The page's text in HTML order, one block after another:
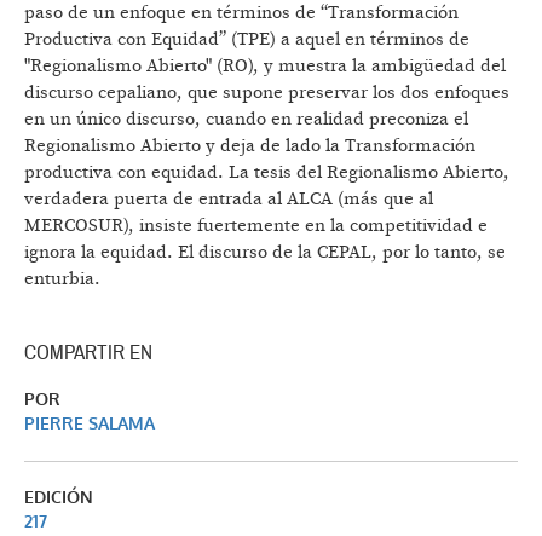
paso de un enfoque en términos de “Transformación
Productiva con Equidad” (TPE) a aquel en términos de
"Regionalismo Abierto" (RO), y muestra la ambigüedad del
discurso cepaliano, que supone preservar los dos enfoques
en un único discurso, cuando en realidad preconiza el
Regionalismo Abierto y deja de lado la Transformación
productiva con equidad. La tesis del Regionalismo Abierto,
verdadera puerta de entrada al ALCA (más que al
MERCOSUR), insiste fuertemente en la competitividad e
ignora la equidad. El discurso de la CEPAL, por lo tanto, se
enturbia.
COMPARTIR EN
POR
PIERRE SALAMA
EDICIÓN
217